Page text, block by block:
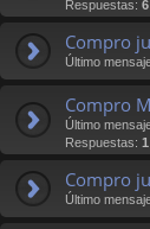
Respuestas: 6
Compro
Último
Compro
Último
Respuestas: 1
Compro
Último